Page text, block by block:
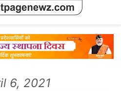
6, 2021